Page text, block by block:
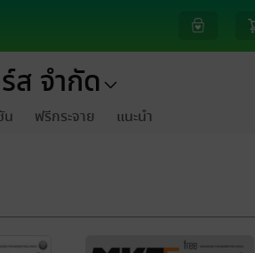
ส จำกัด
น ฟรีกระจาย แนะนำ